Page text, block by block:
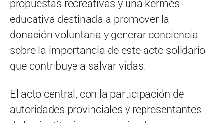
propuestas recreativas y una kermés
educativa destinada a promover la
donación voluntaria y generar conciencia
sobre la importancia de este acto solidario
que contribuye a salvar vidas.
El acto central, con la participación de
autoridades provinciales y representantes